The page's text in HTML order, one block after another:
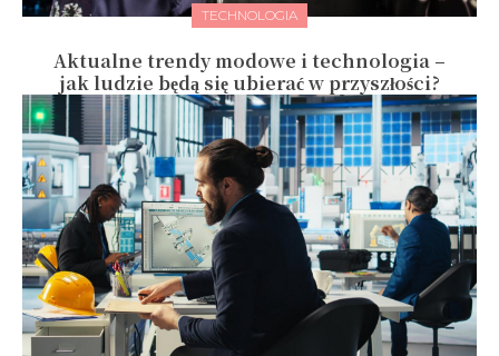
TECHNOLOGIA
Aktualne trendy modowe i technologia –
jak ludzie będą się ubierać w przyszłości?